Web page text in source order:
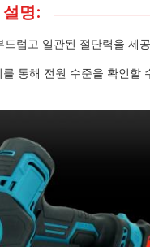
명:
럽고 일관된 절단력을 제
통해 전원 수준을 확인할